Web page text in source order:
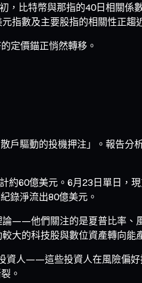
比特幣與那指的40日相關係
指數及主要股指的相關性正趨
定價錨正悄然轉移。
驅動的投機押注」。報告分
60億美元。6月23日單日，
錄淨流出80億美元。
——他們關注的是夏普比率、
大的科技股與數位資產轉向能
資人——這些投資人在風險偏
。